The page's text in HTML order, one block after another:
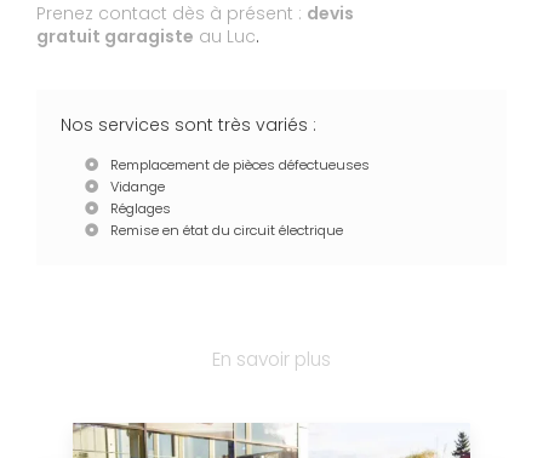
Prenez contact dès à présent : devis
gratuit garagiste au Luc.
Nos services sont très variés :
Remplacement de pièces défectueuses
Vidange
Réglages
Remise en état du circuit électrique
En savoir plus